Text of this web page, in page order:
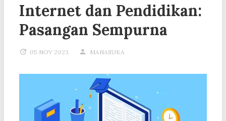
Internet dan Pendidikan:
Pasangan Sempurna
05 NOV 2023 MANASUKA